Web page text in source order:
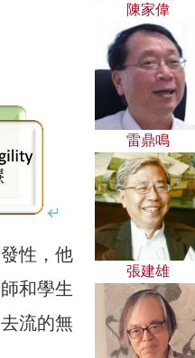
性，他
和學生
流的無
陳家偉
雷鼎鳴
張建雄